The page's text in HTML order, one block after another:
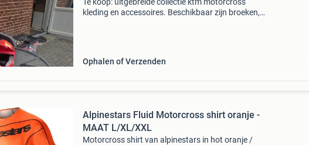
kleding en accessoires. Beschikbaar zijn broeken,
Ophalen of Verzenden
Alpinestars Fluid Motorcross shirt oranje -
MAAT L/XL/XXL
Motorcross shirt van alpinestars in hot oranje /